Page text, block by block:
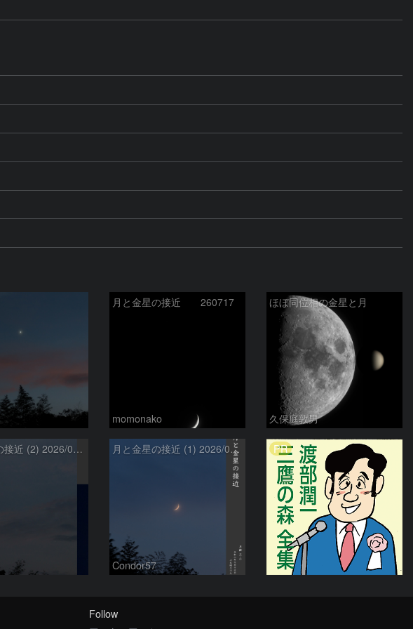
月と金星の接近 260717
momonako
ほぼ同位相の金星と月
久保庭敦男
月と金星の接近 (2) 2026/07/17 月と金星の接近 (1) 2026/07/17
Condor57
PR
Follow